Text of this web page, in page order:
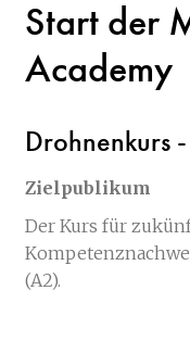
Start der
Academy
Drohnenkurs
Zielpublikum
Der Kurs für
(A2).